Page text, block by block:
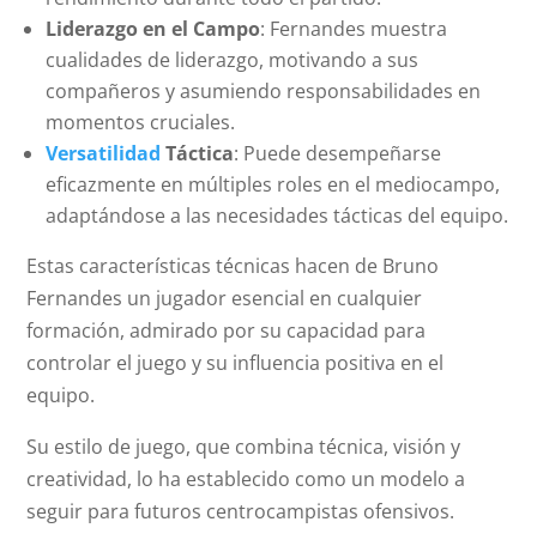
Liderazgo en el Campo: Fernandes muestra
cualidades de liderazgo, motivando a sus
compañeros y asumiendo responsabilidades en
momentos cruciales.
Versatilidad Táctica: Puede desempeñarse
eficazmente en múltiples roles en el mediocampo,
adaptándose a las necesidades tácticas del equipo.
Estas características técnicas hacen de Bruno
Fernandes un jugador esencial en cualquier
formación, admirado por su capacidad para
controlar el juego y su influencia positiva en el
equipo.
Su estilo de juego, que combina técnica, visión y
creatividad, lo ha establecido como un modelo a
seguir para futuros centrocampistas ofensivos.